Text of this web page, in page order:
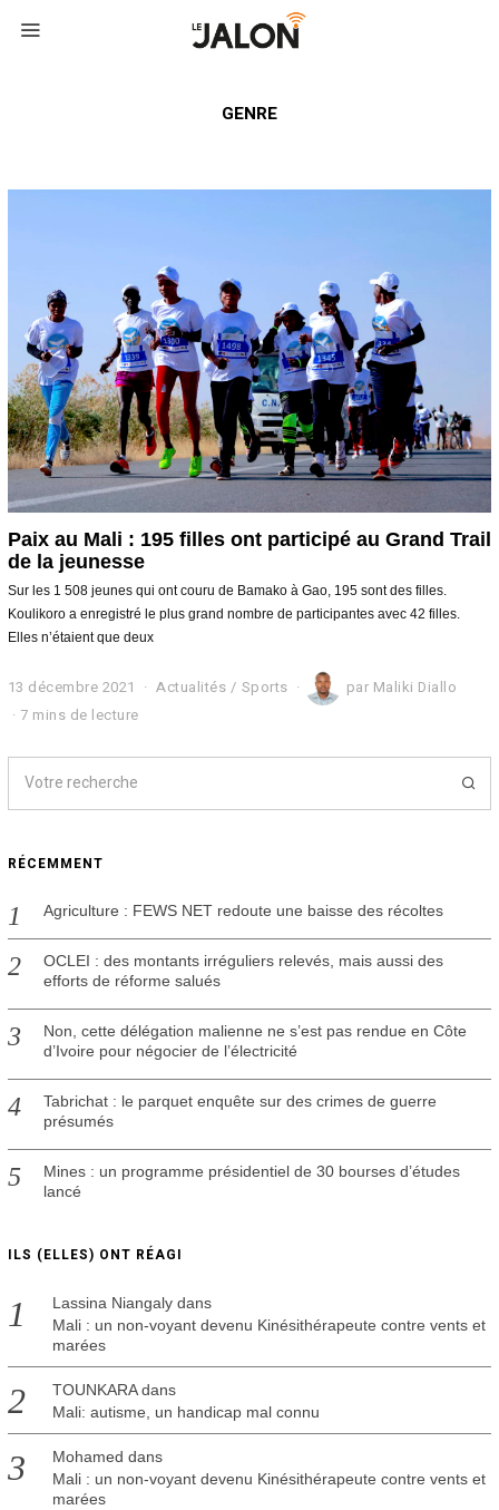
GENRE
Paix au Mali : 195 filles ont participé au Grand Trail
de la jeunesse
Sur les 1 508 jeunes qui ont couru de Bamako à Gao, 195 sont des filles.
Koulikoro a enregistré le plus grand nombre de participantes avec 42 filles.
Elles n’étaient que deux
13 décembre 2021
4
d
e
m
0
Actualités / Sports par Maliki Diallo
7 mins de lecture
RÉCEMMENT
Agriculture : FEWS NET redoute une baisse des récoltes
OCLEI : des montants irréguliers relevés, mais aussi des
efforts de réforme salués
Non, cette délégation malienne ne s’est pas rendue en Côte
d’Ivoire pour négocier de l’électricité
Tabrichat : le parquet enquête sur des crimes de guerre
présumés
Mines : un programme présidentiel de 30 bourses d’études
lancé
ILS (ELLES) ONT RÉAGI
Lassina Niangalydans
Mali : un non-voyant devenu Kinésithérapeute contre vents et
marées
TOUNKARAdans
Mali: autisme, un handicap mal connu
Mohamed dans
Mali : un non-voyant devenu Kinésithérapeute contre vents et
marées